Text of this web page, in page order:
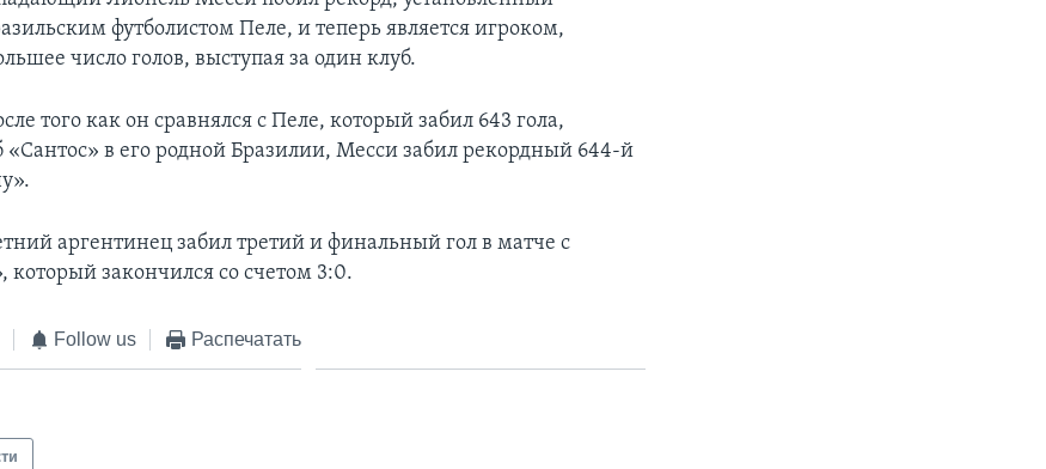
футболистом Пеле, и теперь является игроком,
число голов, выступая за один клуб.
того как он сравнялся с Пеле, который забил 643 гола,
«Сантос» в его родной Бразилии, Месси забил рекордный 644-й
аргентинец забил третий и финальный гол в матче с
который закончился со счетом 3:0.
Follow us Распечатать